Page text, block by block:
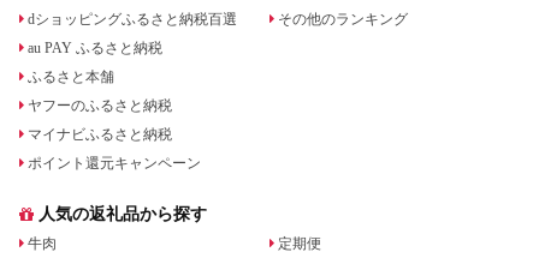
dショッピングふるさと納税百選
au PAY ふるさと納税
ふるさと本舗
ヤフーのふるさと納税
マイナビふるさと納税
ポイント還元キャンペーン
その他のランキング
人気の返礼品から探す
牛肉
定期便